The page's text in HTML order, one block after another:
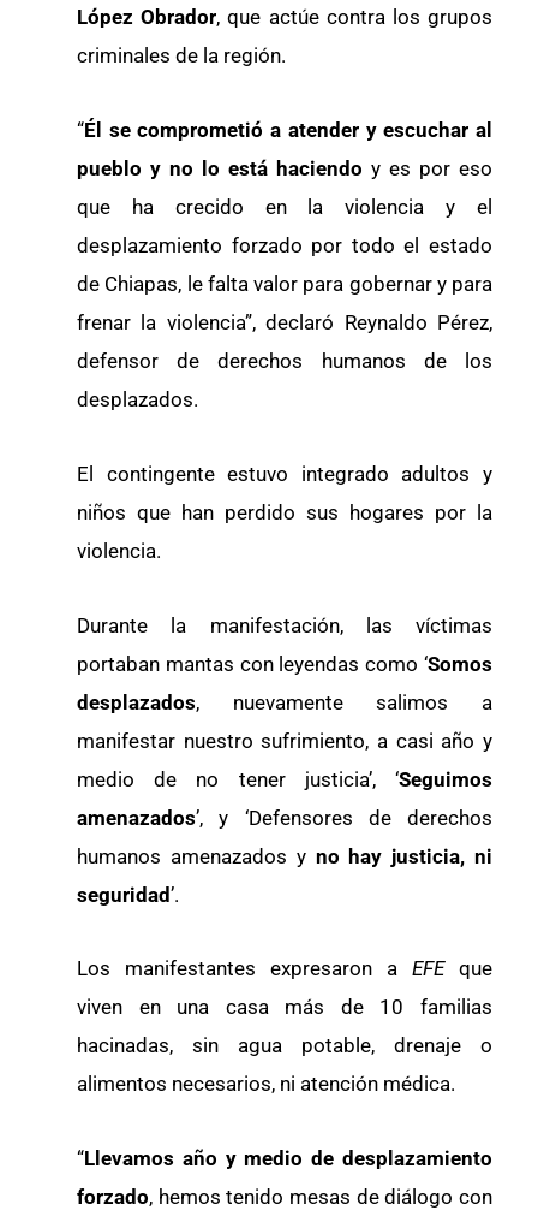
López Obrador, que actúe contra los grupos
criminales de la región.
“Él se comprometió a atender y escuchar al
pueblo y no lo está haciendo y es por eso
que ha crecido en la violencia y el
desplazamiento forzado por todo el estado
de Chiapas, le falta valor para gobernar y para
frenar la violencia”, declaró Reynaldo Pérez,
defensor de derechos humanos de los
desplazados.
El contingente estuvo integrado adultos y
niños que han perdido sus hogares por la
violencia.
Durante la manifestación, las víctimas
portaban mantas con leyendas como ‘Somos
desplazados, nuevamente salimos a
manifestar nuestro sufrimiento, a casi año y
medio de no tener justicia’, ‘Seguimos
amenazados’, y ‘Defensores de derechos
humanos amenazados y no hay justicia, ni
seguridad’.
Los manifestantes expresaron a EFEque
viven en una casa más de 10 familias
hacinadas, sin agua potable, drenaje o
alimentos necesarios, ni atención médica.
“Llevamos año y medio de desplazamiento
forzado, hemos tenido mesas de diálogo con